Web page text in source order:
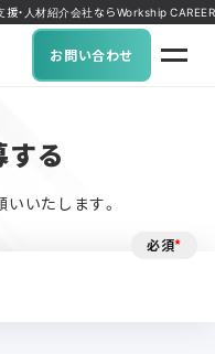
・人材紹介会社ならWorkship CAREER
お問い合わせ
る
いたします。
必須*